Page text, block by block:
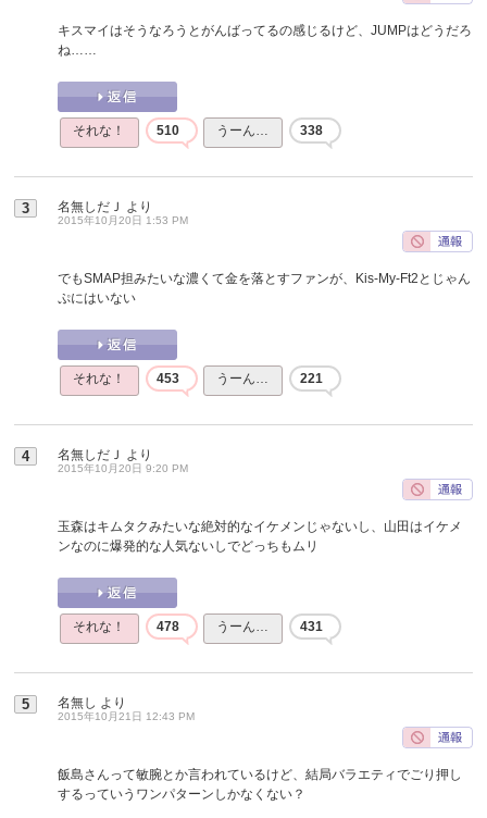
キスマイはそうなろうとがんばってるの感じるけど、JUMPはどうだろ
ね……
それな！ 510 うーん… 338
3 名無しだＪ より
2015年10月20日 1:53 PM
でもSMAP担みたいな濃くて金を落とすファンが、Kis-My-Ft2とじゃん
ぷにはいない
それな！ 453 うーん… 221
4 名無しだＪ より
2015年10月20日 9:20 PM
玉森はキムタクみたいな絶対的なイケメンじゃないし、山田はイケメ
ンなのに爆発的な人気ないしでどっちもムリ
それな！ 478 うーん… 431
5 名無し より
2015年10月21日 12:43 PM
飯島さんって敏腕とか言われているけど、結局バラエティでごり押し
するっていうワンパターンしかなくない？